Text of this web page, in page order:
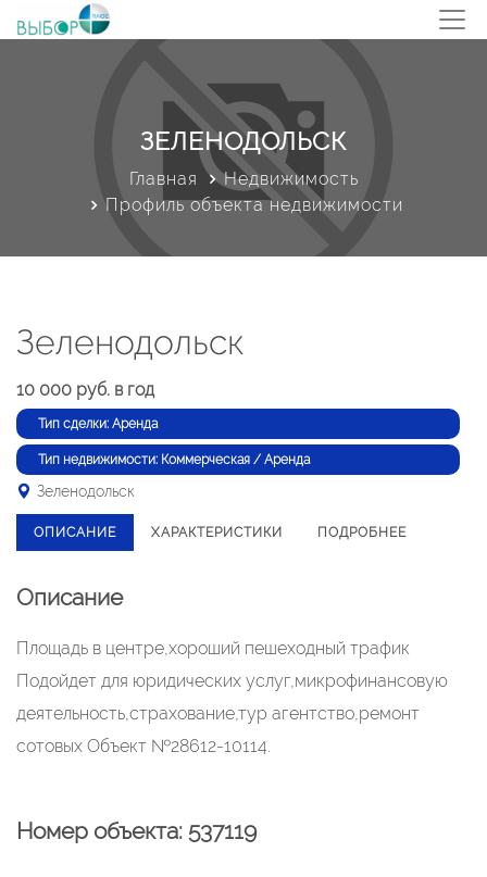
ЗЕЛЕНОДОЛЬСК
Главная
Недвижимость
Профиль объекта недвижимости
Зеленодольск
10 000 руб. в год
Тип сделки: Аренда
Тип недвижимости: Коммерческая / Аренда
Зеленодольск
ОПИСАНИЕ ХАРАКТЕРИСТИКИ ПОДРОБНЕЕ
Описание
Площадь в центре,хороший пешеходный трафик
Подойдет для юридических услуг,микрофинансовую
деятельность,страхование,тур агентство,ремонт
сотовых Объект №28612-10114.
Номер объекта: 537119